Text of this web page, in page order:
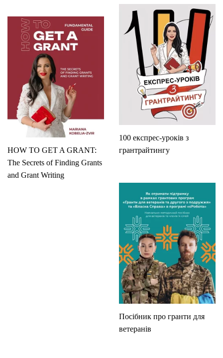
100 експрес-уроків з
грантрайтингу
HOW TO GET A GRANT:
The Secrets of Finding Grants
and Grant Writing
Посібник про гранти для
ветеранів